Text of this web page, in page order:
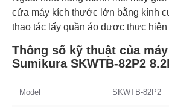
cửa máy kích thước lớn bằng kính
thao tác lấy quần áo được thực hiện
Thông số kỹ thuật của
Sumikura SKWTB-82P2
Model SKWTB-82P2